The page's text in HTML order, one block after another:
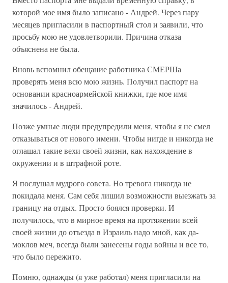
которой мое имя было записано - Андрей. Через пару
месяцев пригласили в паспортный стол и заявили, что
просьбу мою не удов­летворили. Причина отказа
объяснена не была.
Вновь вспомнил обещание работника СМЕРШа
проверять меня всю мою жизнь. Получил паспорт на
основании красноармейской книжки, где мое имя
значилось - Андрей.
Позже умные люди предупредили меня, чтобы я не смел
отказываться от нового имени. Чтобы нигде и никогда не
оглашал такие вехи своей жизни, как на­хождение в
окружении и в штрафной роте.
Я послушал мудрого совета. Но тревога никогда не
покидала меня. Сам себя лишил возможности вы­езжать за
границу на отдых. Просто боялся проверки. И
получилось, что в мирное время на протяжении всей
своей жизни до отъезда в Израиль надо мной, как да­
моклов меч, всегда были занесены годы войны и все то,
что было пережито.
Помню, однажды (я уже работал) меня пригласи­ли на